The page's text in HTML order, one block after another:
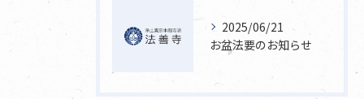
2025/06/21
お盆法要のお知らせ